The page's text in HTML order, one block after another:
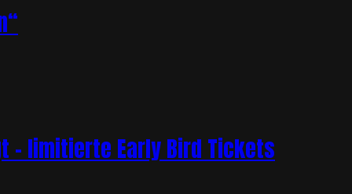
– limitierte Early Bird Tickets